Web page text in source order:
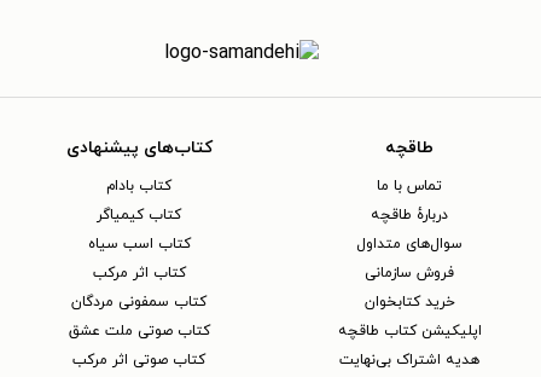
طاقچه
تماس با ما
دربارهٔ طاقچه
سوال‌های متداول
فروش سازمانی
خرید کتابخوان
اپلیکیشن کتاب طاقچه
هدیه اشتراک بی‌نهایت
کتاب‌های پیشنهادی
کتاب بادام
کتاب کیمیاگر
کتاب اسب سیاه
کتاب اثر مرکب
کتاب سمفونی مردگان
کتاب صوتی ملت عشق
کتاب صوتی اثر مرکب